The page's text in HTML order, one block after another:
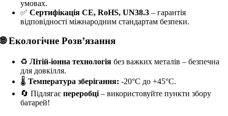
умовах.
✅ Сертифікація CE, RoHS, UN38.3 – гарантія
відповідності міжнародним стандартам безпеки.
🌐 Екологічне Розв’язання
♻ Літій-іонна технологія без важких металів – безпечна
для довкілля.
🌡 Температура зберігання: -20°C до +45°C.
🔄 Підлягає переробці – використовуйте пункти збору
батарей!